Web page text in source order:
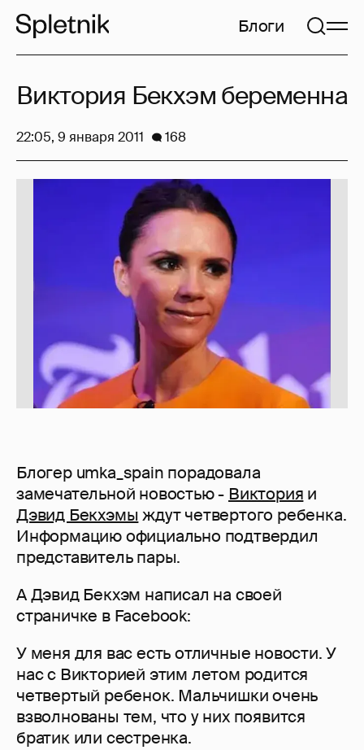
Блоги
Блогер umka_spain порадовала
замечательной новостью - Виктория и
Дэвид Бекхэмы ждут четвертого ребенка.
Информацию официально подтвердил
представитель пары.
А Дэвид Бекхэм написал на своей
страничке в Facebook:
У меня для вас есть отличные новости. У
нас с Викторией этим летом родится
четвертый ребенок. Мальчишки очень
взволнованы тем, что у них появится
братик или сестренка.
Виктория Бекхэм беременна
22:05, 9 января 2011 168